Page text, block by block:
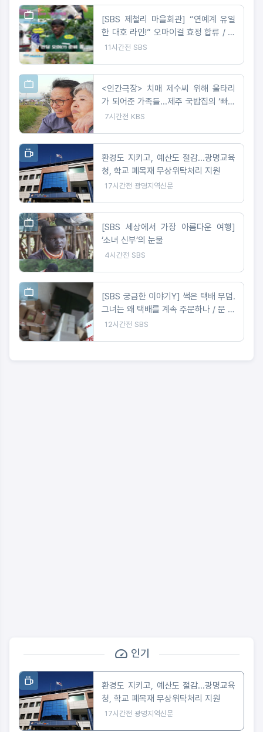
[SBS 제철리 마을회관] “연예계 유일
한 대호 라인!” 오마이걸 효정 합류 / 송
가인의 짠내 나는 초등팬심 잡기 도전
11시간전 SBS
<인간극장> 치매 제수씨 위해 울타리
가 되어준 가족들...제주 국밥집의 ‘빠삐
용’ 영자와 순업
7시간전 KBS
환경도 지키고, 예산도 절감...광명교육
청, 학교 폐목재 무상위탁처리 지원
17시간전 광명지역신문
[SBS 세상에서 가장 아름다운 여행]
‘소녀 신부’의 눈물
4시간전 SBS
[SBS 궁금한 이야기Y] 썩은 택배 무덤.
그녀는 왜 택배를 계속 주문하나 / 문 하
나 사이의 공포 앞집 여자는 왜 우리 집
12시간전 SBS
인기
환경도 지키고, 예산도 절감...광명교육
청, 학교 폐목재 무상위탁처리 지원
17시간전 광명지역신문